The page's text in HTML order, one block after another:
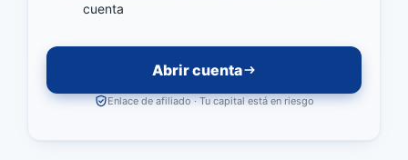
cuenta
Abrir cuenta
Enlace de afiliado · Tu capital está en riesgo